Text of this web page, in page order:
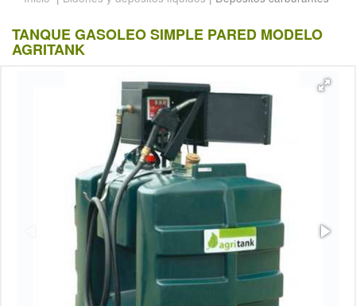
TANQUE GASOLEO SIMPLE PARED MODELO
AGRITANK